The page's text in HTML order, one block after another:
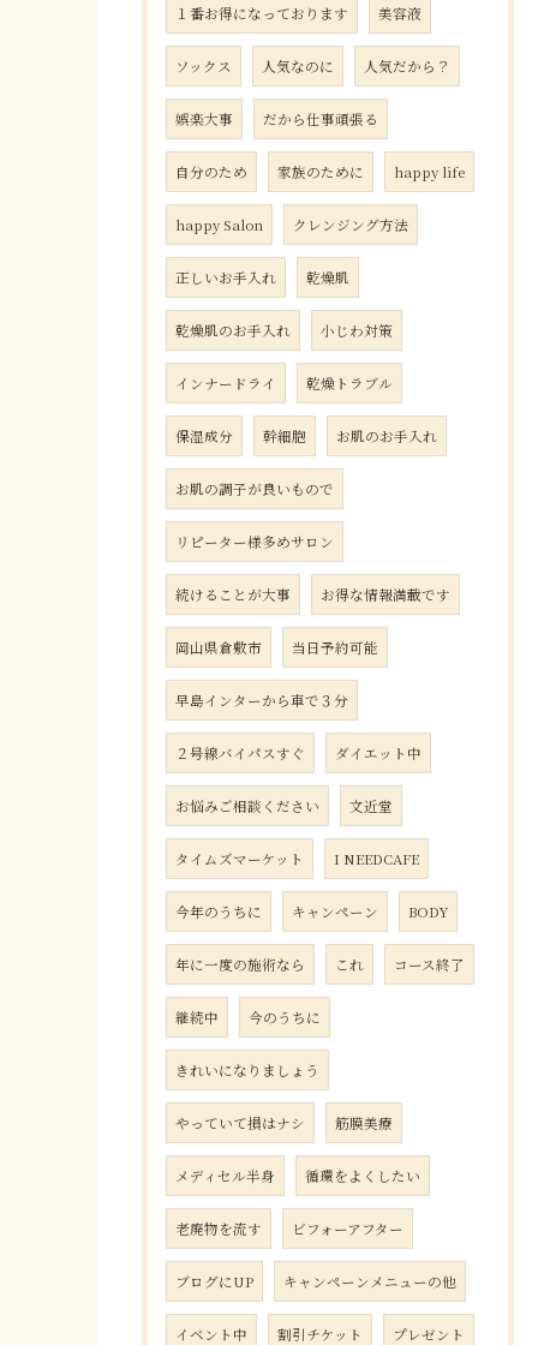
１番お得になっております 美容液
ソックス 人気なのに 人気だから？
娯楽大事 だから仕事頑張る
自分のため 家族のために happy life
happy Salon クレンジング方法
正しいお手入れ 乾燥肌
乾燥肌のお手入れ 小じわ対策
インナードライ 乾燥トラブル
保湿成分 幹細胞 お肌のお手入れ
お肌の調子が良いもので
リピーター様多めサロン
続けることが大事 お得な情報満載です
岡山県倉敷市 当日予約可能
早島インターから車で３分
２号線バイパスすぐ ダイエット中
お悩みご相談ください 文近堂
タイムズマーケット I NEEDCAFE
今年のうちに キャンペーン BODY
年に一度の施術なら これ コース終了
継続中 今のうちに
きれいになりましょう
やっていて損はナシ 筋膜美療
メディセル半身 循環をよくしたい
老廃物を流す ビフォーアフター
ブログにUP キャンペーンメニューの他
イベント中 割引チケット プレゼント